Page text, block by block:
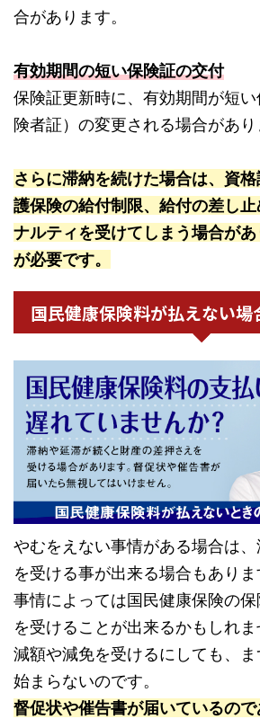
合があります。
有効期間の短い保険証の交付
保険証更新時に、有効期間が短
険者証）の変更される場合があり
さらに滞納を続けた場合は、資
護保険の給付制限、給付の差し
ナルティを受けてしまう場合が
が必要です。
国民健康保険料が払えない場
やむをえない事情がある場合は
を受ける事が出来る場合もありま
事情によっては国民健康保険の
を受けることが出来るかもしれま
減額や減免を受けるにしても、
始まらないのです。
督促状や催告書が届いているの